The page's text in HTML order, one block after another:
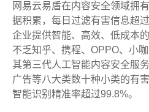
网易云易盾在内容安全领域拥
据积累，每日过滤有害信息超
企业提供智能、高效、低成本
不乏知乎、携程、OPPO、小
其第三代人工智能内容安全服
广告等八大类数十种小类的有
智能识别精准率超过99.8%。